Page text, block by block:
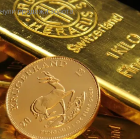
продажи золота